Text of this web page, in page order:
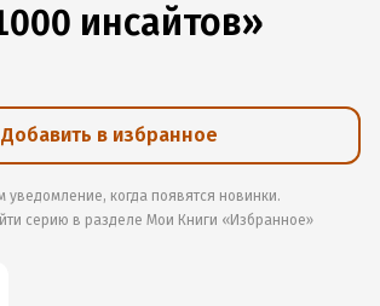
инсайтов»
Добавить в избранное
уведомление, когда появятся новинки.
серию в разделе Мои Книги «Избранное»